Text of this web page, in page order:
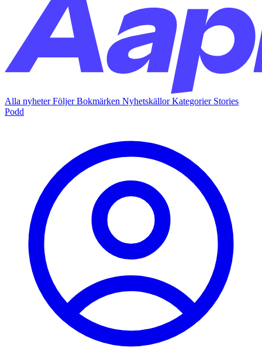
Alla nyheterFöljerBokmärken NyhetskällorKategorier Stories
Podd